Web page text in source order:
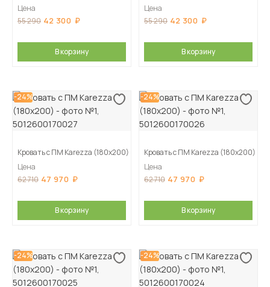
Цена
55 290 42 300
В корзину
Цена
55 290 42 300
В корзину
-24%
Кровать с ПМ Karezza (180х200)
Цена
62 710 47 970
В корзину
-24%
Кровать с ПМ Karezza (180х200)
Цена
62 710 47 970
В корзину
-24% -24%